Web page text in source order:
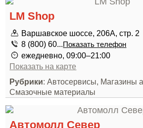
LM Shop
Варшавское шоссе, 206А, стр. 2
8 (800) 60...Показать телефон
ежедневно, 09:00–21:00
Показать на карте
Рубрики: Автосервисы, Магазины
Смазочные материалы
Автомолл Север